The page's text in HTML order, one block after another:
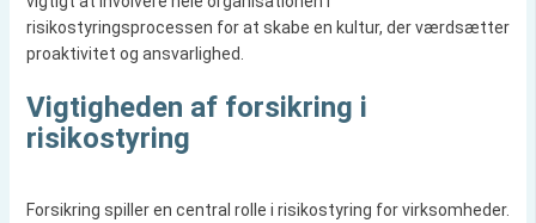
risikostyringsprocessen for at skabe en kultur, der værdsætter
proaktivitet og ansvarlighed.
Vigtigheden af forsikring i
risikostyring
Forsikring spiller en central rolle i risikostyring for virksomheder.